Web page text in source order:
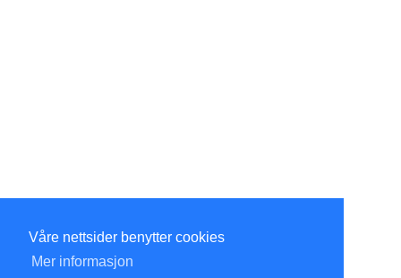
Våre nettsider benytter cookies
Mer informasjon